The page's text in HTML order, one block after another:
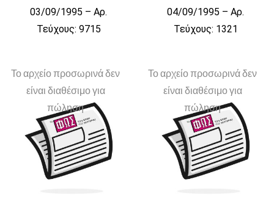
03/09/1995 – Αρ.
Τεύχους: 9715
04/09/1995 – Αρ.
Τεύχους: 1321
Το αρχείο προσωρινά δεν
είναι διαθέσιμο για
πώληση
Το αρχείο προσωρινά δεν
είναι διαθέσιμο για
πώληση